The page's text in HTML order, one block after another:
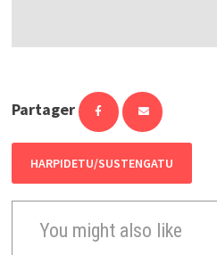
Partager
HARPIDETU/SUSTENGATU
You might also like